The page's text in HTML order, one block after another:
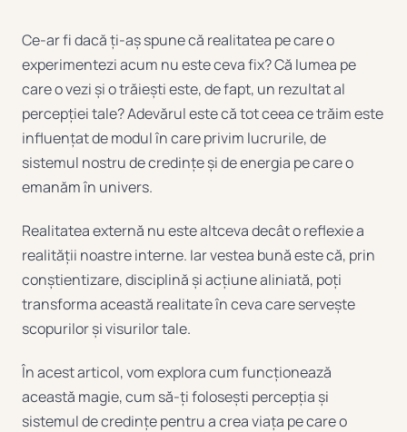
Ce-ar fi dacă ți-aș spune că realitatea pe care o
experimentezi acum nu este ceva fix? Că lumea pe
care o vezi și o trăiești este, de fapt, un rezultat al
percepției tale? Adevărul este că tot ceea ce trăim este
influențat de modul în care privim lucrurile, de
sistemul nostru de credințe și de energia pe care o
emanăm în univers.
Realitatea externă nu este altceva decât o reflexie a
realității noastre interne. Iar vestea bună este că, prin
conștientizare, disciplină și acțiune aliniată, poți
transforma această realitate în ceva care servește
scopurilor și visurilor tale.
În acest articol, vom explora cum funcționează
această magie, cum să-ți folosești percepția și
sistemul de credințe pentru a crea viața pe care o